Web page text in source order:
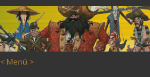
< Menú >